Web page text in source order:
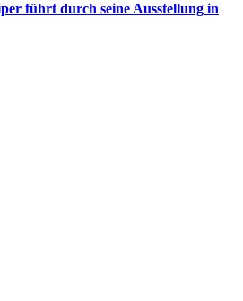
führt durch seine Ausstellung in